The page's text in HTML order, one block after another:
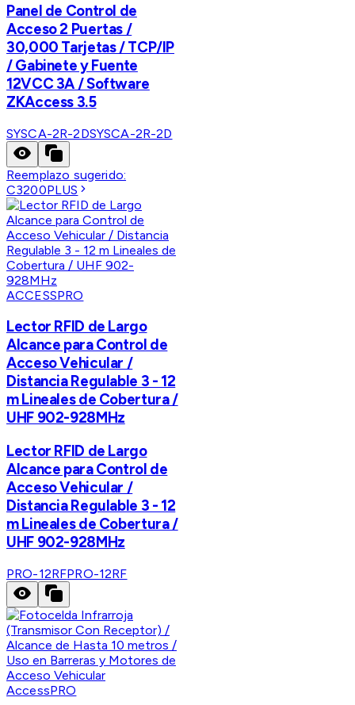
Panel de Control de
Acceso 2 Puertas /
30,000 Tarjetas / TCP/IP
/ Gabinete y Fuente
12VCC 3A / Software
ZKAccess 3.5
SYSCA-2R-2DSYSCA-2R-2D
Reemplazo sugerido:
C3200PLUS
ACCESSPRO
Lector RFID de Largo
Alcance para Control de
Acceso Vehicular /
Distancia Regulable 3 - 12
m Lineales de Cobertura /
UHF 902-928MHz
Lector RFID de Largo
Alcance para Control de
Acceso Vehicular /
Distancia Regulable 3 - 12
m Lineales de Cobertura /
UHF 902-928MHz
PRO-12RFPRO-12RF
AccessPRO